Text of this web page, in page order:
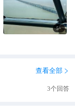
5+
查看全部 
3个回答